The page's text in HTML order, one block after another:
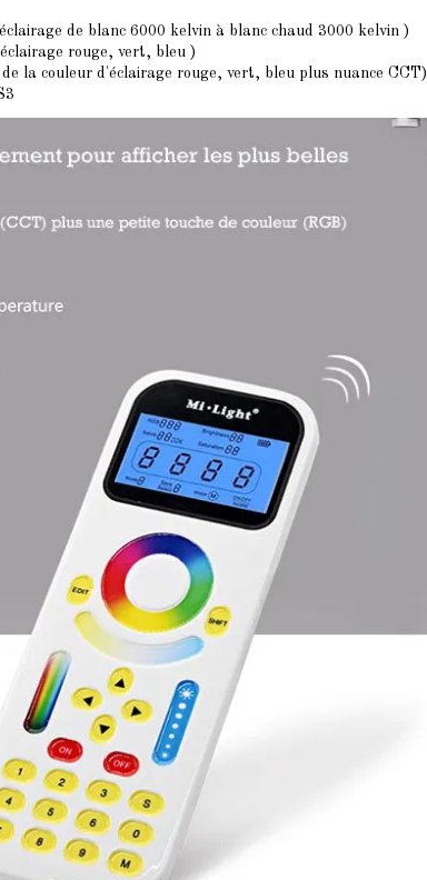
de blanc 6000 kelvin à blanc chaud 3000 kelvin )
rouge, vert, bleu )
la couleur d'éclairage rouge, vert, bleu plus nuance CCT)